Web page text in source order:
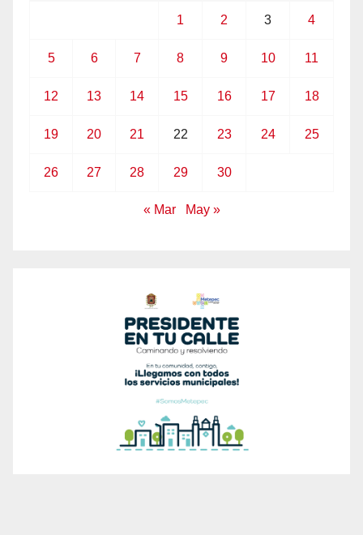
1 2 3 4
5 6 7 8 9 10 11
12 13 14 15 16 17 18
19 20 21 22 23 24 25
26 27 28 29 30
« Mar May »